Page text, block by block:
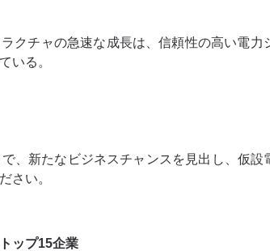
クチャの急速な成長は、信頼性の高い電
いる。
、新たなビジネスチャンスを見出し、仮
さい。
ップ15企業